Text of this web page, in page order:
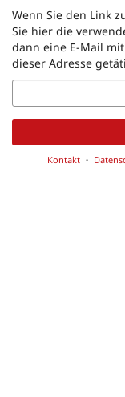
Wenn Sie den Link
Sie hier die
dann eine E-Mail
dieser Adresse
E-
Mail
Kontakt